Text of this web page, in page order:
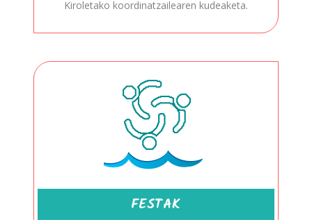
Kiroletako koordinatzailearen kudeaketa.
FESTAK